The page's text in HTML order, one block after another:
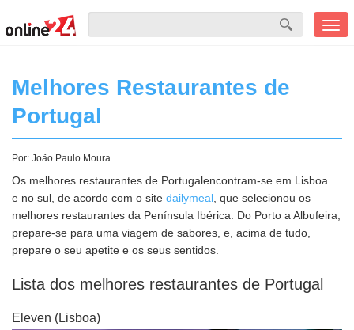
Melhores Restaurantes de
Portugal
Por: João Paulo Moura
Os melhores restaurantes de Portugalencontram-se em Lisboa
e no sul, de acordo com o site dailymeal , que selecionou os
melhores restaurantes da Península Ibérica. Do Porto a Albufeira,
prepare-se para uma viagem de sabores, e, acima de tudo,
prepare o seu apetite e os seus sentidos.
Lista dos melhores restaurantes de Portugal
Eleven (Lisboa)